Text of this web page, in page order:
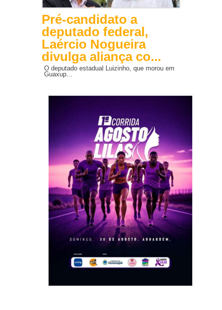
Pré-candidato a
deputado federal,
Laércio Nogueira
divulga aliança co...
O deputado estadual Luizinho, que morou em
Guaxup...